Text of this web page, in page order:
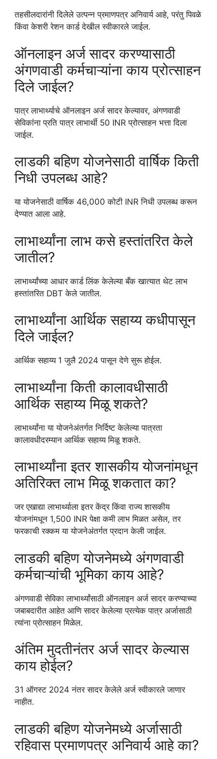
तहसीलदारांनी दिलेले उत्पन्न प्रमाणपत्र अनिवार्य आहे, परंतु पिवळे
किंवा केशरी रेशन कार्ड देखील स्वीकारले जाईल.
ऑनलाइन अर्ज सादर करण्यासाठी
अंगणवाडी कर्मचाऱ्यांना काय प्रोत्साहन
दिले जाईल?
पात्र लाभार्थ्याचे ऑनलाइन अर्ज सादर केल्यावर, अंगणवाडी
सेविकांना प्रति पात्र लाभार्थी 50 INR प्रोत्साहन भत्ता दिला
जाईल.
लाडकी बहिण योजनेसाठी वार्षिक किती
निधी उपलब्ध आहे?
या योजनेसाठी वार्षिक 46,000 कोटी INR निधी उपलब्ध करून
देण्यात आला आहे.
लाभार्थ्यांना लाभ कसे हस्तांतरित केले
जातील?
लाभार्थ्यांच्या आधार कार्ड लिंक केलेल्या बँक खात्यात थेट लाभ
हस्तांतरित DBT केले जातील.
लाभार्थ्यांना आर्थिक सहाय्य कधीपासून
दिले जाईल?
आर्थिक सहाय्य 1 जुलै 2024 पासून देणे सुरू होईल.
लाभार्थ्यांना किती कालावधीसाठी
आर्थिक सहाय्य मिळू शकते?
लाभार्थ्यांना या योजनेअंतर्गत निर्दिष्ट केलेल्या पात्रता
कालावधीदरम्यान आर्थिक सहाय्य मिळू शकते.
लाभार्थ्यांना इतर शासकीय योजनांमधून
अतिरिक्त लाभ मिळू शकतात का?
जर एखाद्या लाभार्थ्याला इतर केंद्र किंवा राज्य शासकीय
योजनांमधून 1,500 INR पेक्षा कमी लाभ मिळत असेल, तर
फरकाची रक्कम या योजनेअंतर्गत प्रदान केली जाईल.
लाडकी बहिण योजनेमध्ये अंगणवाडी
कर्मचाऱ्यांची भूमिका काय आहे?
अंगणवाडी सेविका लाभार्थ्यांसाठी ऑनलाइन अर्ज सादर करण्याच्या
जबाबदारीत आहेत आणि सादर केलेल्या प्रत्येक पात्र अर्जासाठी
त्यांना प्रोत्साहन मिळेल.
अंतिम मुदतीनंतर अर्ज सादर केल्यास
काय होईल?
31 ऑगस्ट 2024 नंतर सादर केलेले अर्ज स्वीकारले जाणार
नाहीत.
लाडकी बहिण योजनेमध्ये अर्जासाठी
रहिवास प्रमाणपत्र अनिवार्य आहे का?